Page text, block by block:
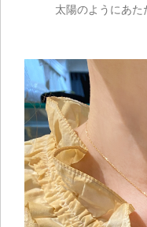
太陽のようにあた